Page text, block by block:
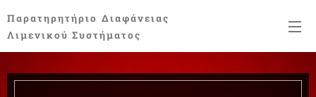
Παρατηρητήριο Διαφάνειας
Λιμενικού Συστήματος